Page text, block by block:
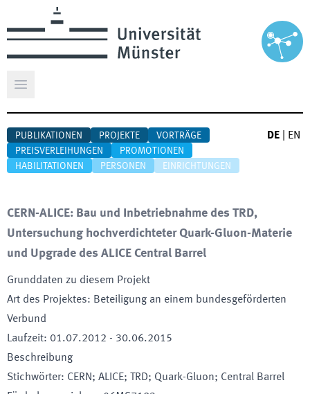
Hauptmenü öffnen
PUBLIKATIONEN PROJEKTE
VORTRÄGE
PREISVERLEIHUNGEN
PROMOTIONEN
HABILITATIONEN
PERSONEN EINRICHTUNGEN
DE EN
CERN-ALICE: Bau und Inbetriebnahme des TRD,
Untersuchung hochverdichteter Quark-Gluon-Materie
und Upgrade des ALICE Central Barrel
Grunddaten zu diesem Projekt
Art des Projektes: Beteiligung an einem bundesgeförderten
Verbund
Laufzeit: 01.07.2012 - 30.06.2015
Beschreibung
Stichwörter: CERN; ALICE; TRD; Quark-Gluon; Central Barrel